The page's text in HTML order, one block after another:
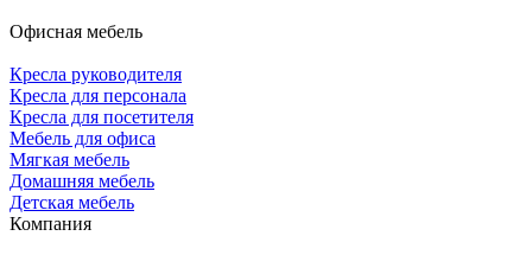
Офисная мебель
Кресла руководителя
Кресла для персонала
Кресла для посетителя
Мебель для офиса
Мягкая мебель
Домашняя мебель
Детская мебель
Компания